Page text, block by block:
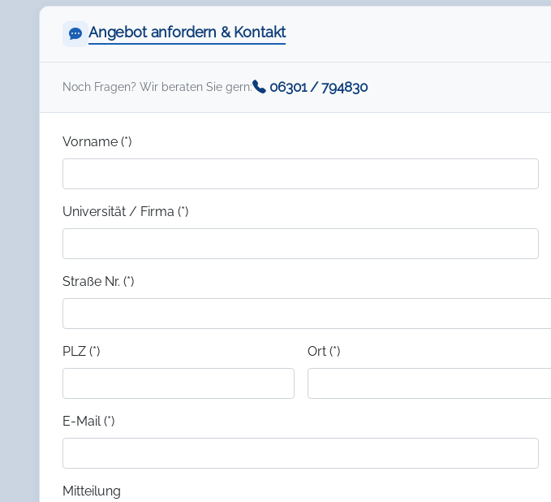
Angebot anfordern & Kontakt
Noch Fragen? Wir beraten Sie gern: 06301 / 794830
Vorname (*)
Universität / Firma (*)
Straße Nr. (*)
PLZ (*) Ort (*)
E-Mail (*)
Mitteilung